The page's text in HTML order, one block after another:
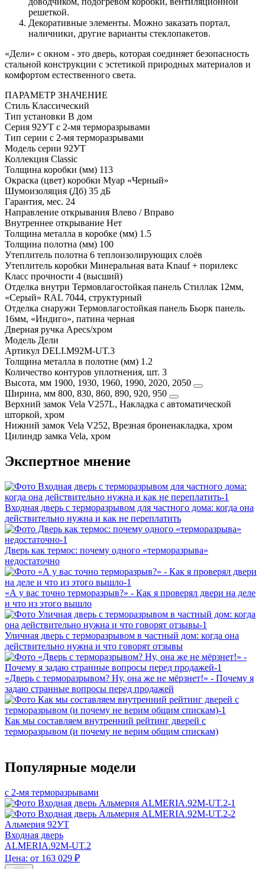
решеткой.
Декоративные элементы. Можно заказать портал,
наличники, другие варианты стеклопакетов.
«Дели» с окном - это дверь, которая соединяет безопасность
стальной конструкции с эстетикой природных материалов и
комфортом естественного света.
ПАРАМЕТР ЗНАЧЕНИЕ
Стиль Классический
Тип установки В дом
Серия 92УТ с 2-мя терморазрывами
Тип серии с 2-мя терморазрывами
Модель серии 92УТ
Коллекция Classic
Толщина коробки (мм) 113
Окраска (цвет) коробки Муар «Черный»
Шумоизоляция (Дб) 35 дБ
Гарантия, мес. 24
Направление открывания Влево / Вправо
Внутреннее открывание Нет
Толщина металла в коробке (мм) 1.5
Толщина полотна (мм) 100
Утеплитель полотна 6 теплоизолирующих слоёв
Утеплитель коробки Минеральная вата Knauf + порилекс
Класс прочности 4 (высший)
Отделка внутри Термовлагостойкая панель Стиллак 12мм,
«Серый» RAL 7044, структурный
Отделка снаружи Термовлагостойкая панель Бьорк панель.
16мм, «Индиго», патина черная
Дверная ручка Apecs/хром
Модель Дели
Артикул DELI.M92M-UT.3
Толщина металла в полотне (мм) 1.2
Количество контуров уплотнения, шт. 3
Высота, мм 1900, 1930, 1960, 1990, 2020, 2050
Ширина, мм 800, 830, 860, 890, 920, 950
Верхний замок Vela V257L, Накладка с автоматической
шторкой, хром
Нижний замок Vela V252, Врезная броненакладка, хром
Цилиндр замка Vela, хром
Экспертное мнение
Входная дверь с терморазрывом для частного дома: когда она
действительно нужна и как не переплатить
Дверь как термос: почему одного «терморазрыва»
недостаточно
«А у вас точно терморазрыв?» - Как я проверял двери на деле
и что из этого вышло
Уличная дверь с терморазрывом в частный дом: когда она
действительно нужна и что говорят отзывы
«Дверь с терморазрывом? Ну, она же не мёрзнет!» - Почему я
задаю странные вопросы перед продажей
Как мы составляем внутренний рейтинг дверей с
терморазрывом (и почему не верим общим спискам)
Популярные модели
с 2-мя терморазрывами
Альмерия 92УТ
Входная дверь
ALMERIA.92M-UT.2
Цена: от 163 029 ₽